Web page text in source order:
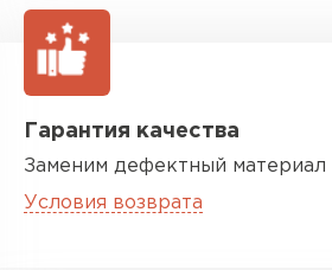
Гарантия качества
Заменим дефектный материал
Условия возврата